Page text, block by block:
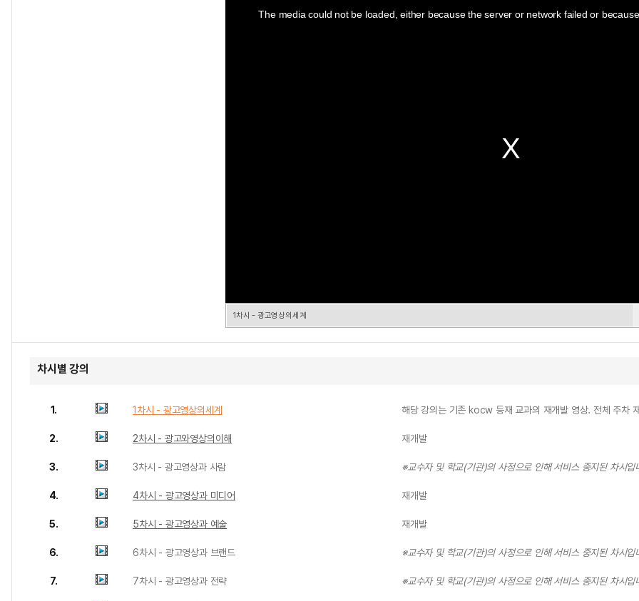
The media could not be loaded, either because the server or network failed or
1차시 - 광고영상의세계
차시별 강의
1. 1차시 - 광고영상의세계 해당 강의는 기존 kocw 등재 교과의 재개발 영상. 전체 주차
2. 2차시 - 광고와영상의이해 재개발
3. 3차시 - 광고영상과 사람 ※교수자 및 학교(기관)의 사정으로 인해 서비스 중지된 차시입
4. 4차시 - 광고영상과 미디어 재개발
5. 5차시 - 광고영상과 예술 재개발
6. 6차시 - 광고영상과 브랜드 ※교수자 및 학교(기관)의 사정으로 인해 서비스 중지된 차시입
7. 7차시 - 광고영상과 전략 ※교수자 및 학교(기관)의 사정으로 인해 서비스 중지된 차시입